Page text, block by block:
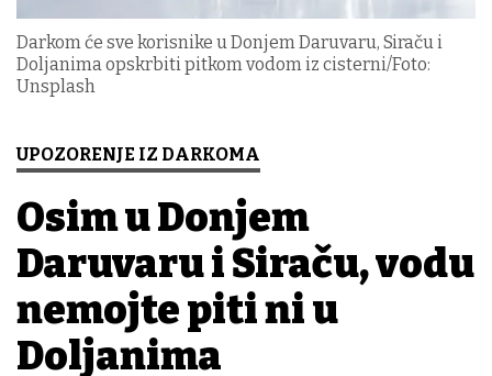
Darkom će sve korisnike u Donjem Daruvaru, Siraču i
Doljanima opskrbiti pitkom vodom iz cisterni/Foto:
Unsplash
UPOZORENJE IZ DARKOMA
Osim u Donjem
Daruvaru i Siraču, vodu
nemojte piti ni u
Doljanima